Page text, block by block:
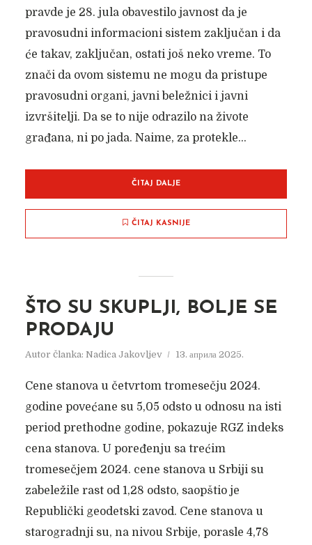
BEZ INTERNETA NEMA
BUDUĆNOSTI
pravde je 28. jula obavestilo javnost da je
pravosudni informacioni sistem zaključan i da
će takav, zaključan, ostati još neko vreme. To
znači da ovom sistemu ne mogu da pristupe
pravosudni organi, javni beležnici i javni
izvršitelji. Da se to nije odrazilo na živote
građana, ni po jada. Naime, za protekle...
ČITAJ DALJE
ČITAJ KASNIJE
ŠTO SU SKUPLJI, BOLJE SE
PRODAJU
Autor članka: Nadica Jakovljev 13. априла 2025.
Cene stanova u četvrtom tromesečju 2024.
godine povećane su 5,05 odsto u odnosu na isti
period prethodne godine, pokazuje RGZ indeks
cena stanova. U poređenju sa trećim
tromesečjem 2024. cene stanova u Srbiji su
zabeležile rast od 1,28 odsto, saopštio je
Republički geodetski zavod. Cene stanova u
starogradnji su, na nivou Srbije, porasle 4,78